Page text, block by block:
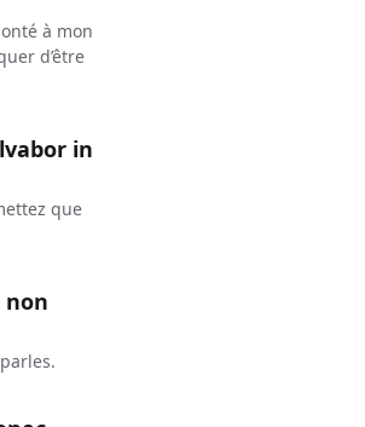
à mon
d’être
in
que
non